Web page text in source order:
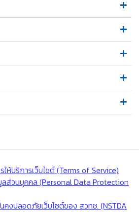
ห้บริการเว็บไซต์ (Terms of Service)
ส่วนบุคคล (Personal Data Protection
คงปลอดภัยเว็บไซต์ของ สวทช. (NSTDA